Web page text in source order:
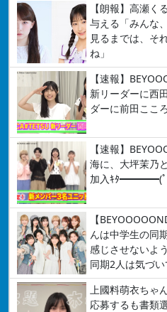
【朗報】高瀬く
与える「みんな
見るまでは、そ
ね」
【速報】
新リーダーに西
ダーに前田こ
【速報】
海に、大坪茉乃
加入ｷﾀ
【
んは中学生の同
感じさせないよ
同期2人は気づい
上國料萌衣ちゃ
応募するも書類